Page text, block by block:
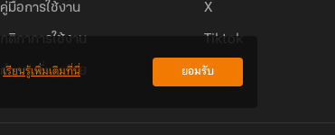
คู่มือการใช้งาน
กติกาการใช้งาน
คำถามที่พบบ่อย
X
Tiktok
เรียนรู้เพิ่มเติมที่นี่ ยอมรับ